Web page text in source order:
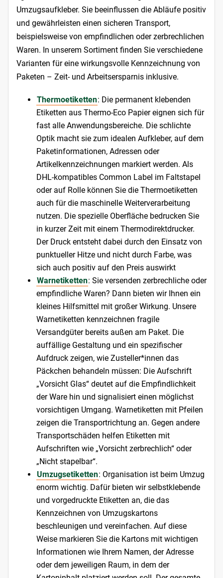
Umzugsaufkleber. Sie beeinflussen die Abläufe positiv
und gewährleisten einen sicheren Transport,
beispielsweise von empfindlichen oder zerbrechlichen
Waren. In unserem Sortiment finden Sie verschiedene
Varianten für eine wirkungsvolle Kennzeichnung von
Paketen – Zeit- und Arbeitsersparnis inklusive.
Thermoetiketten: Die permanent klebenden
Etiketten aus Thermo-Eco Papier eignen sich für
fast alle Anwendungsbereiche. Die schlichte
Optik macht sie zum idealen Aufkleber, auf dem
Paketinformationen, Adressen oder
Artikelkennzeichnungen markiert werden. Als
DHL-kompatibles Common Label im Faltstapel
oder auf Rolle können Sie die Thermoetiketten
auch für die maschinelle Weiterverarbeitung
nutzen. Die spezielle Oberfläche bedrucken Sie
in kurzer Zeit mit einem Thermodirektdrucker.
Der Druck entsteht dabei durch den Einsatz von
punktueller Hitze und nicht durch Farbe, was
sich auch positiv auf den Preis auswirkt
Warnetiketten: Sie versenden zerbrechliche oder
empfindliche Waren? Dann bieten wir Ihnen ein
kleines Hilfsmittel mit großer Wirkung. Unsere
Warnetiketten kennzeichnen fragile
Versandgüter bereits außen am Paket. Die
auffällige Gestaltung und ein spezifischer
Aufdruck zeigen, wie Zusteller*innen das
Päckchen behandeln müssen: Die Aufschrift
„Vorsicht Glas“ deutet auf die Empfindlichkeit
der Ware hin und signalisiert einen möglichst
vorsichtigen Umgang. Warnetiketten mit Pfeilen
zeigen die Transportrichtung an. Gegen andere
Transportschäden helfen Etiketten mit
Aufschriften wie „Vorsicht zerbrechlich“ oder
„Nicht stapelbar“.
Umzugsetiketten: Organisation ist beim Umzug
enorm wichtig. Dafür bieten wir selbstklebende
und vorgedruckte Etiketten an, die das
Kennzeichnen von Umzugskartons
beschleunigen und vereinfachen. Auf diese
Weise markieren Sie die Kartons mit wichtigen
Informationen wie Ihrem Namen, der Adresse
oder dem jeweiligen Raum, in dem der